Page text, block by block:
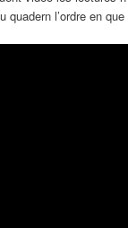
quadern l’ordre en